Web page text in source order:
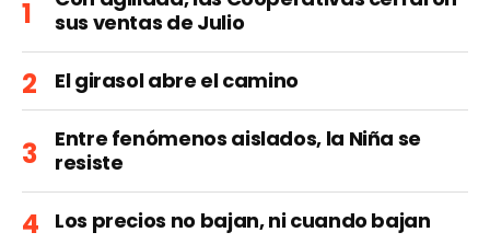
sus ventas de Julio
El girasol abre el camino
Entre fenómenos aislados, la Niña se
resiste
Los precios no bajan, ni cuando bajan